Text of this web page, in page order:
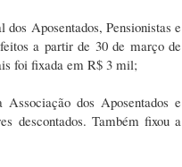
Aposentados, Pensionistas e
a partir de 30 de março de
foi fixada em R$ 3 mil;
dos Aposentados e
descontados. Também fixou a